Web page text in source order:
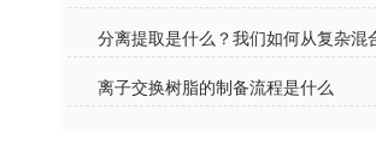
离子交换树脂的制备流程是什么